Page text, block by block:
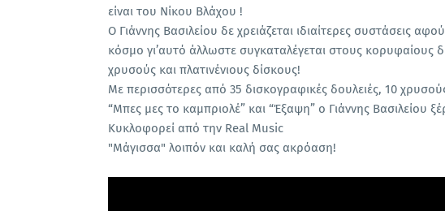
είναι του Νίκου Βλάχου !
Ο Γιάννης Βασιλείου δε χρειάζεται ιδιαίτερες συστάσεις
κόσμο γι’αυτό άλλωστε συγκαταλέγεται στους κορυφαίους
χρυσούς και πλατινένιους δίσκους!
Με περισσότερες από 35 δισκογραφικές δουλειές, 10
“Μπες μες το καμπριολέ” και “Έξαψη” ο Γιάννης Βασιλείου
Κυκλοφορεί από την Real Music
"Μάγισσα" λοιπόν και καλή σας ακρόαση!